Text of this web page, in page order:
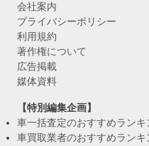
会社案内
プライバシーポリシー
利用規約
著作権について
広告掲載
媒体資料
【特別編集企画】
車一括査定のおすすめランキ
車買取業者のおすすめランキ